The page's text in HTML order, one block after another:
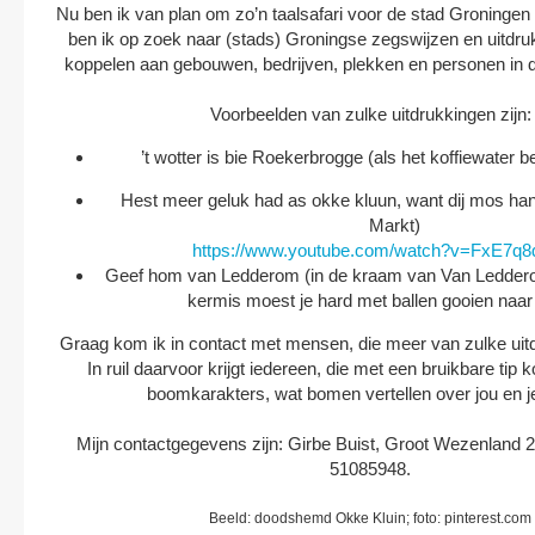
Nu ben ik van plan om zo’n taalsafari voor de stad
ben ik op zoek naar (stads) Groningse zegswijzen en
koppelen aan gebouwen, bedrijven, plekken en personen in
Voorbeelden van zulke uitdrukkingen zijn:
’t wotter is bie Roekerbrogge (als het koffiewater
Hest meer geluk had as okke kluun, want dij mos
Markt)
https://www.youtube.com/
Geef hom van Ledderom (in de kraam van Van
kermis moest je hard met ballen gooien
Graag kom ik in contact met mensen, die meer van zulke
In ruil daarvoor krijgt iedereen, die met een bruikbare tip
boomkarakters, wat bomen vertellen over jou en
Mijn contactgegevens zijn: Girbe Buist, Groot Wezenland
51085948.
Beeld: doodshemd Okke Kluin; foto: pinterest.com